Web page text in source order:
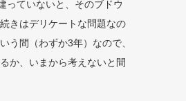
っていないと、そのブドウ
きはデリケートな問題なの
う間（わずか3年）なので、
か、いまから考えないと間